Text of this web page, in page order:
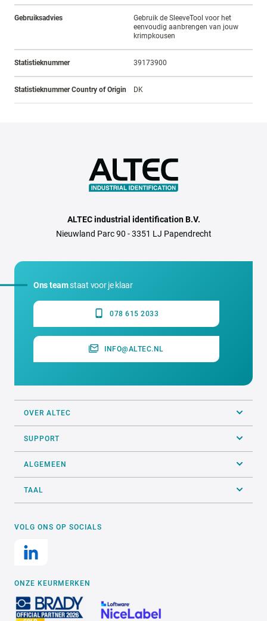
Gebruiksadvies
Gebruik de SleeveTool voor het
eenvoudig aanbrengen van jouw
krimpkousen
Statistieknummer 39173900
Statistieknummer Country of Origin DK
ALTEC industrial identification B.V.
Nieuwland Parc 90 - 3351 LJ Papendrecht
Ons teamstaat voor je klaar
078 615 2033
INFO@ALTEC.NL
OVER ALTEC
SUPPORT
ALGEMEEN
TAAL
VOLG ONS OP SOCIALS
ONZE KEURMERKEN